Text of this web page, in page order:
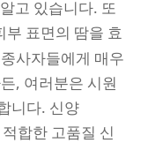
고 있습니다. 또
부 표면의 땀을 효
사자들에게 매우
, 여러분은 시원
니다. 신양
합한 고품질 신